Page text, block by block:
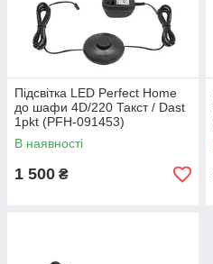
Підсвітка LED Perfect Home
до шафи 4D/220 Такст / Dast
1pkt (PFH-091453)
В наявності
1 500 ₴